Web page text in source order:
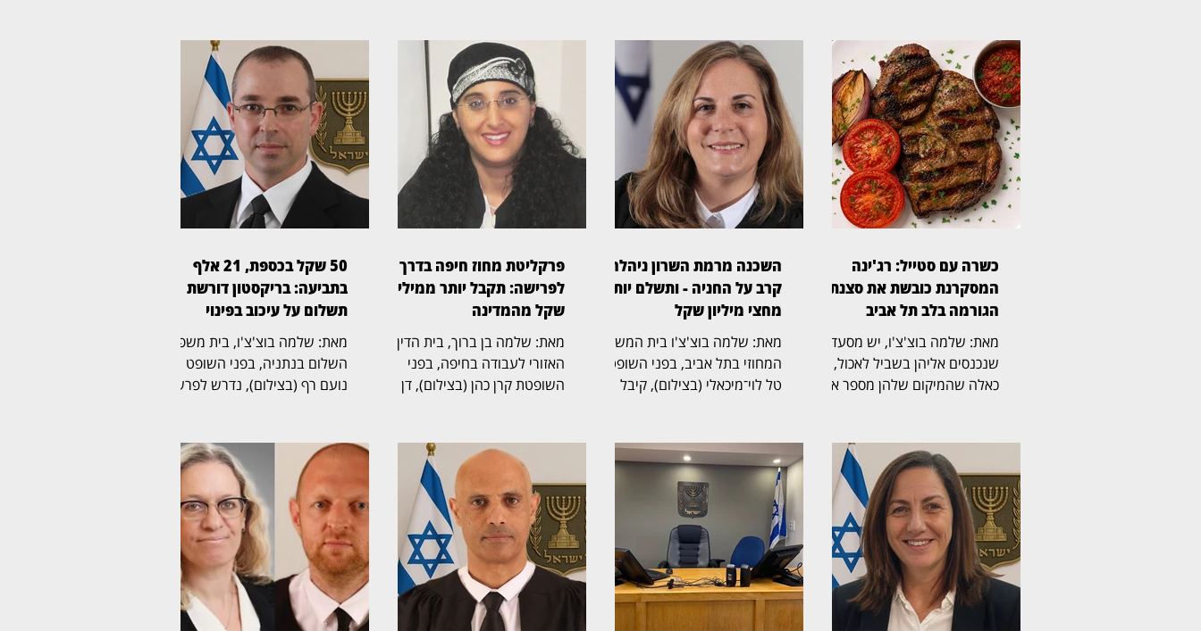
כשרה עם סטייל: רג'ינה
המסקרנת כובשת את סצנת
הגורמה בלב תל אביב
מאת: שלמה בוצ'צ'ו, יש מסעדות
שנכנסים אליהן בשביל לאכול, ויש
כאלה שהמיקום שלהן מספר את
כשרה וגינת אירועים במבנה 10
במתחם התחנה שבנווה צדק,
משלבת מבנה היסטורי, גינה
רחבת ידיים, קרבה לים ומטבח
בשרי הנשען על חומרי גלם, אש
וטכניקת צלייה מדויקת. ריקי,
מנהלת המסעדה, קיבלה את
פנינו בחיוך, ומהר התברר שהיא זו
שמנצחת על התזמורת של רג'ינה
השכנה מרמת השרון ניהלה
קרב על החניה - ותשלם יותר
מחצי מיליון שקל
מאת: שלמה בוצ'צ'ו בית המשפט
המחוזי בתל אביב, בפני השופטת
טל לוי־מיכאלי (בצילום), קיבל
הדין נקבע כי החניה שבמחלוקת
שייכת לבעלי הדירה שתבעו,
ובעלת דירה אחרת בבניין חויבה
בהוצאות חריגות בסכום כולל של
525 אלף שקל. דן ואילנה
בודובסקי רכשו דירה בבניין ברחוב
ביאליק 22 ברמת השרון, שלה
הוצמדה חניה. אלא שבעת רישום
הזכויות בלשכת רישום המקרקעין
פרקליטת מחוז חיפה בדרך
לפרישה: תקבל יותר ממיליון
שקל מהמדינה
מאת: שלמה בן ברוך, בית הדין
האזורי לעבודה בחיפה, בפני
השופטת קרן כהן (בצילום), דן
התפקידים הבכירים בפרקליטות
המדינה, ובמחלוקת על תנאי
הפרישה, השכר והזכויות
הפנסיוניות עם סיום כהונתה.
ההליך הסתיים בהסכמות בין
הצדדים, שקיבלו תוקף של
החלטה. איילה פיילס־שרון,
שכיהנה כפרקליטת מחוז חיפה,
הגישה את התביעה נגד משרד
50 שקל בכספת, 21 אלף
בתביעה: בריקסטון דורשת
תשלום על עיכוב בפינוי
מאת: שלמה בוצ'צ'ו, בית משפט
השלום בנתניה, בפני השופט
נועם רף (בצילום), נדרש לפרשה
שטר בודד של 50 שקל,
והתגלגלה לשני הליכים משפטיים
נפרדים. בריקסטון כספות פעלה
תחילה לפינוי הכספת, ובהמשך
הגישה תביעה כספית בדרישה
לתשלום של יותר מ־21 אלף שקל.
לטענת בריקסטון, רבקה פינטו
שכרה יחידת אחסון ובה הכספת
האישית, אך לא פינתה אותה עם